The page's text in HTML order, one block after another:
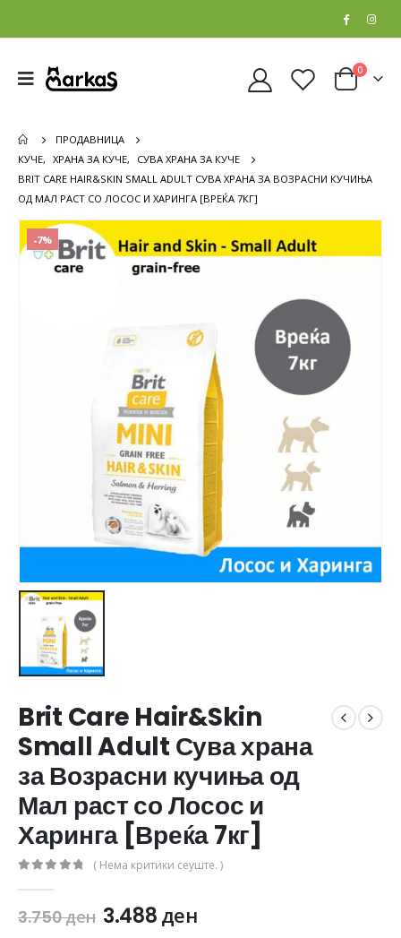
0
ПРОДАВНИЦА
КУЧЕ, ХРАНА ЗА КУЧЕ,
СУВА ХРАНА ЗА КУЧЕ
BRIT CARE HAIR&SKIN SMALL ADULT СУВА ХРАНА ЗА ВОЗРАСНИ КУЧИЊА
ОД МАЛ РАСТ СО ЛОСОС И ХАРИНГА [ВРЕЌА 7КГ]
-7%
Brit Care Hair&Skin
Small Adult Сува храна
за Возрасни кучиња од
Мал раст со Лосос и
Харинга [Вреќа 7кг]
( Нема критики сеуште. )
3.750ден 3.488ден